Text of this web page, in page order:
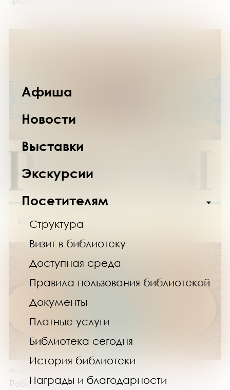
Афиша
Новости
Выставки
Экскурсии
Посетителям
Структура
Визит в библиотеку
Доступная среда
Правила пользования библиотекой
Документы
Платные услуги
Библиотека сегодня
История библиотеки
Награды и благодарности
Роботы. История развития машин